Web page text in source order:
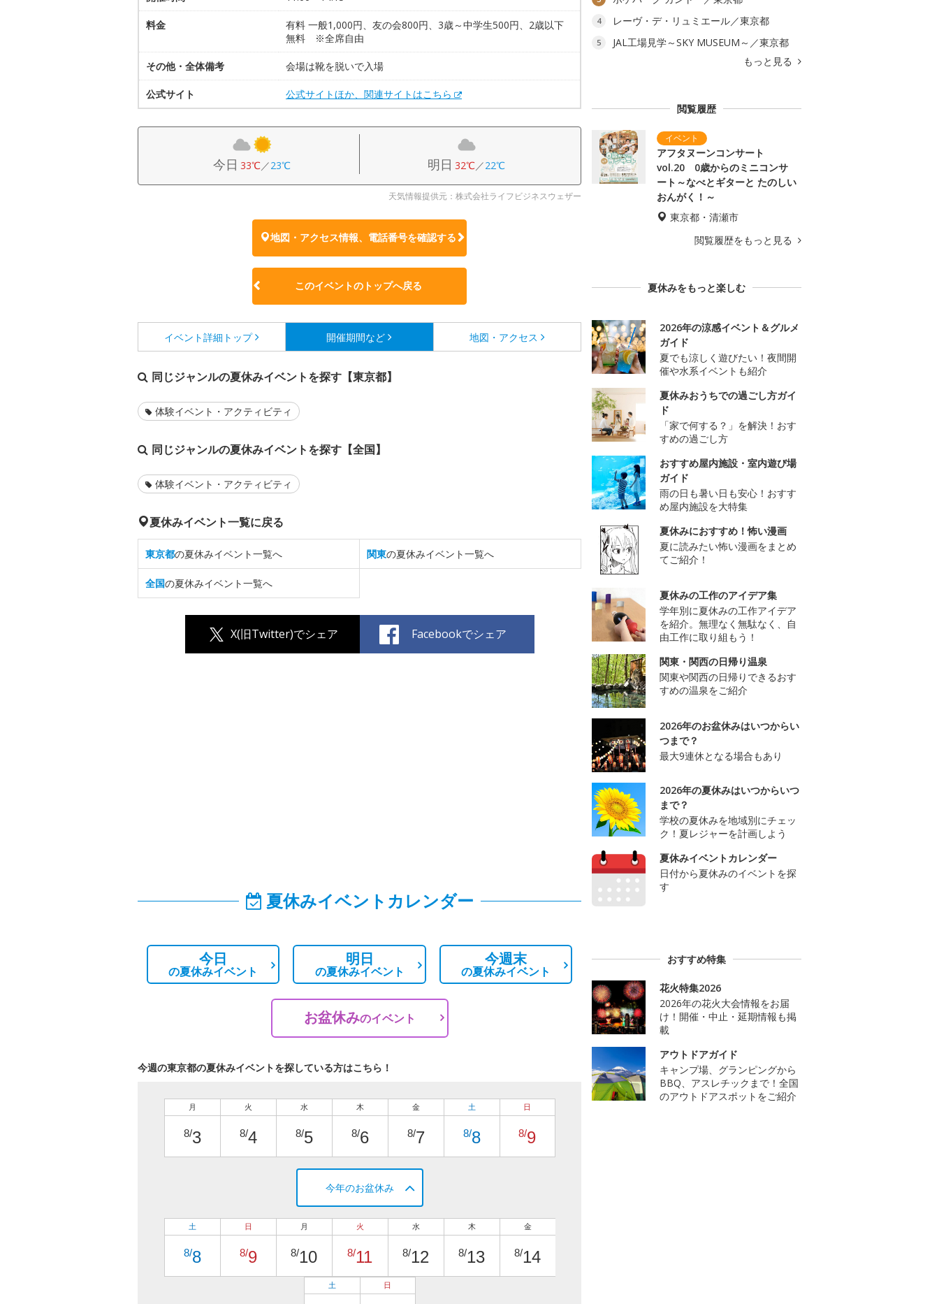
料金
有料 一般1,000円、友の会800円、3歳～中学生500円、2歳以下
無料 ※全席自由
その他・全体備考 会場は靴を脱いで入場
公式サイト 公式サイトほか、関連サイトはこちら
今日 33℃／23℃ 明日 32℃／22℃
天気情報提供元：株式会社ライフビジネスウェザー
地図・アクセス情報、電話番号を確認する
このイベントのトップへ戻る
イベント詳細 トップ 開催期間など 地図・アクセス
同じジャンルの夏休みイベントを探す【東京都】
体験イベント・アクティビティ
同じジャンルの夏休みイベントを探す【全国】
体験イベント・アクティビティ
夏休みイベント一覧に戻る
東京都の夏休みイベント一覧へ 関東の夏休みイベント一覧へ
全国の夏休みイベント一覧へ
X(旧Twitter)でシェア Facebookでシェア
夏休みイベントカレンダー
今日
の夏休みイベント
明日
の夏休みイベント
今週末
の夏休みイベント
お盆休みのイベント
今週の東京都の夏休みイベントを探している方はこちら！
月
8/3
火
8/4
水
8/5
木
8/6
金
8/7
土
8/8
日
8/9
今年のお盆休み
土
8/8
日
8/9
月
8/10
火
8/11
水
8/12
木
8/13
金
8/14
土 日
4 レーヴ・デ・リュミエール／東京都
5
JAL工場見学～SKY MUSEUM～／東京都
もっと見る
閲覧履歴
アフタヌーンコンサート
vol.20 0歳からのミニコンサ
ート～なべとギターと たのしい
おんがく！～
東京都・清瀬市
閲覧履歴をもっと見る
夏休みをもっと楽しむ
2026年の涼感イベント＆グルメ
ガイド
夏でも涼しく遊びたい！夜間開
催や水系イベントも紹介
夏休みおうちでの過ごし方ガイ
ド
「家で何する？」を解決！おす
すめの過ごし方
おすすめ屋内施設・室内遊び場
ガイド
雨の日も暑い日も安心！おすす
め屋内施設を大特集
夏休みにおすすめ！怖い漫画
夏に読みたい怖い漫画をまとめ
てご紹介！
夏休みの工作のアイデア集
学年別に夏休みの工作アイデア
を紹介。無理なく無駄なく、自
由工作に取り組もう！
関東・関西の日帰り温泉
関東や関西の日帰りできるおす
すめの温泉をご紹介
2026年のお盆休みはいつからい
つまで？
最大9連休となる場合もあり
2026年の夏休みはいつからいつ
まで？
学校の夏休みを地域別にチェッ
ク！夏レジャーを計画しよう
夏休みイベントカレンダー
日付から夏休みのイベントを探
す
おすすめ特集
花火特集2026
2026年の花火大会情報をお届
け！開催・中止・延期情報も掲
載
アウトドアガイド
キャンプ場、グランピングから
BBQ、アスレチックまで！全国
のアウトドアスポットをご紹介